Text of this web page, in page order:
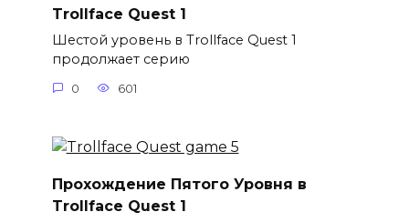
Trollface Quest 1
Шестой уровень в Trollface Quest 1
продолжает серию
0 601
Прохождение Пятого Уровня в
Trollface Quest 1